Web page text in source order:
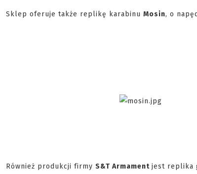
Sklep oferuje także replikę karabinu Mosin, o
Również produkcji firmy S&T Armament jest replika